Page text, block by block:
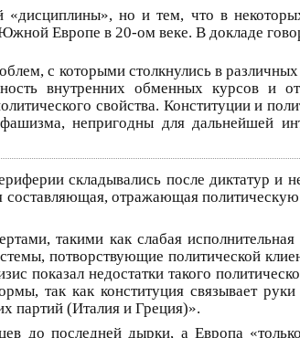
«дисциплины», но и тем, что в
Европе в 20-ом веке. В докладе
с которыми столкнулись в различных
внутренних обменных курсов и
свойства. Конституции и
непригодны для дальнейшей
складывались после диктатур и
составляющая, отражающая
такими как слабая исполнительная
потворствующие политической
показал недостатки такого
так как конституция связывает руки
партий (Италия и Греция)».
до последней дырки, а Европа